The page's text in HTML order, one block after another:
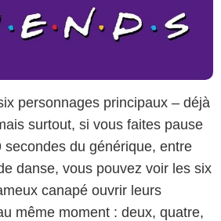
personnages principaux – déjà
surtout, si vous faites pause
du générique, entre
danse, vous pouvez voir les six
canapé ouvrir leurs
même moment : deux, quatre,